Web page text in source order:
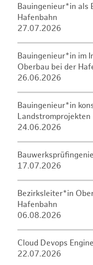
Bauingenieur*in als
Hafenbahn
27.07.2026
Bauingenieur*in im
Oberbau bei der
26.06.2026
Bauingenieur*in
Landstromprojekten
24.06.2026
17.07.2026
Bezirksleiter*in
Hafenbahn
06.08.2026
Cloud Devops
22.07.2026